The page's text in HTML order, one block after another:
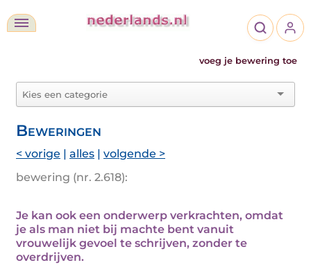
voeg je bewering toe
Beweringen
< vorige | alles | volgende >
bewering (nr. 2.618):
Je kan ook een onderwerp verkrachten, omdat
je als man niet bij machte bent vanuit
vrouwelijk gevoel te schrijven, zonder te
overdrijven.